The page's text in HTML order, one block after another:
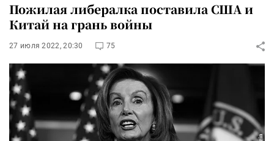
Пожилая либералка поставила США и
Китай на грань войны
27 июля 2022, 20:30 75